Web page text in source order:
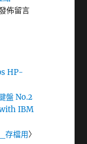
佈留言
HP-
盤 No.2
IBM
存檔用〉